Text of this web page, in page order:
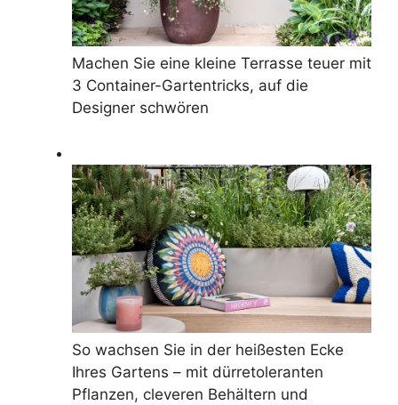
Machen Sie eine kleine Terrasse teuer mit
3 Container-Gartentricks, auf die
Designer schwören
So wachsen Sie in der heißesten Ecke
Ihres Gartens – mit dürretoleranten
Pflanzen, cleveren Behältern und